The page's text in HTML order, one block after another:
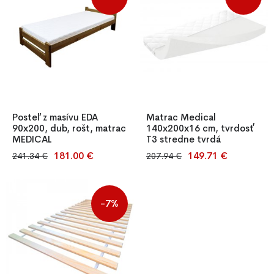
Posteľ z masívu EDA
90x200, dub, rošt, matrac
MEDICAL
Jednolôžková posteľ z
prírodnom aj morenom
prevedení, s roštom a
kvalitným matracom T25.
Stabilná konštrukcia,
antibakteriálny poťah,
jednoduchá montáž – ideálna
do spálne, detskej izby aj
241.34 € 181.00 €
Matrac Medical
140x200x16 cm, tvrdosť
T3 stredne tvrdá
Matrac Medical 140x200x16
207.94 € 149.71 €
-7%